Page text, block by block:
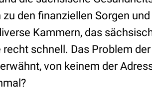
den finanziellen Sorgen
Kammern, das
schnell. Das Problem
von keinem der